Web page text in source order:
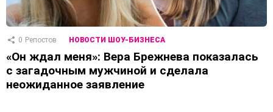
0 Репостов НОВОСТИ ШОУ-БИЗНЕСА
«Он ждал меня»: Вера Брежнева показалась
с загадочным мужчиной и сделала
неожиданное заявление